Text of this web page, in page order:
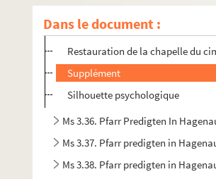
Dans le document :
La guerre franco-allemande
Restauration de l'église
Restauration de la chapelle du
Supplément
Silhouette psychologique
Ms 3.36. Pfarr Predigten In
Ms 3.37. Pfarr predigten in Hagenau
Ms 3.38. Pfarr predigten in Hagenau